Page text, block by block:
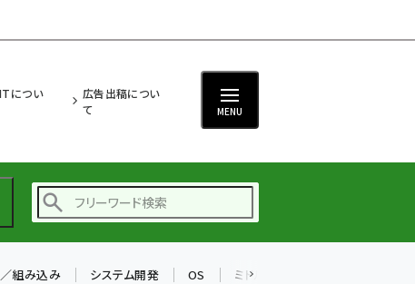
につい
広告出稿につい
て
MENU
組み込み システム開発 OS ミドルウェア